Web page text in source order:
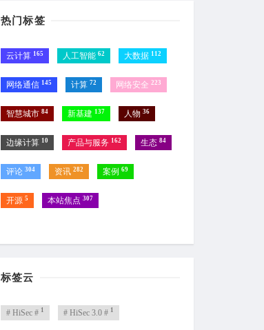
热门标签
云计算 165 人工智能 62 大数据 112
网络通信 145 计算 72 网络安全 223
智慧城市 84 新基建 137 人物 36
边缘计算 10 产品与服务 162 生态 84
评论 304 资讯 282 案例 69
开源 5 本站焦点 307
标签云
# HiSec # 1 # HiSec 3.0 # 1